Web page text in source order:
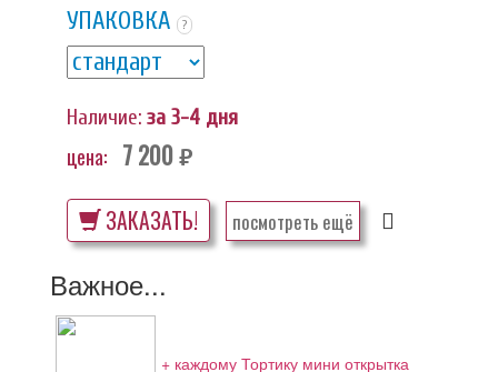
УПАКОВКА ?
Наличие: за 3-4 дня
цена: 7 200 руб.
ЗАКАЗАТЬ! посмотреть ещё
Важное...
+ каждому Тортику мини открытка